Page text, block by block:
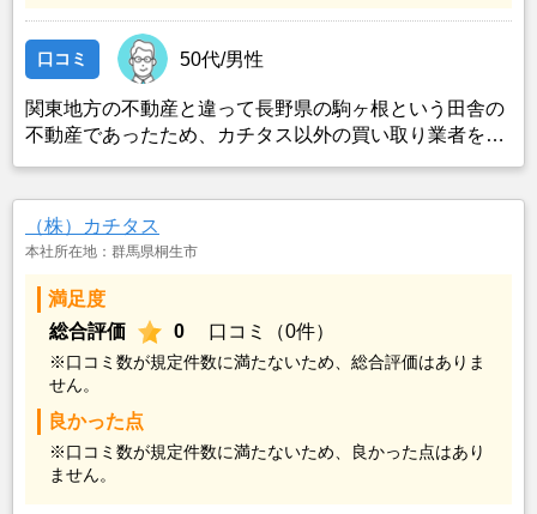
口コミ 50代/男性
関東地方の不動産と違って長野県の駒ヶ根という田舎の
不動産であったため、カチタス以外の買い取り業者をみ
も空き家の状態で不動産を残しておけないと考えて売却
を決めた。
（株）カチタス
本社所在地：群馬県桐生市
満足度
総合評価
0 口コミ（0件）
※口コミ数が規定件数に満たないため、総合評価はありま
せん。
良かった点
※口コミ数が規定件数に満たないため、良かった点はあり
ません。